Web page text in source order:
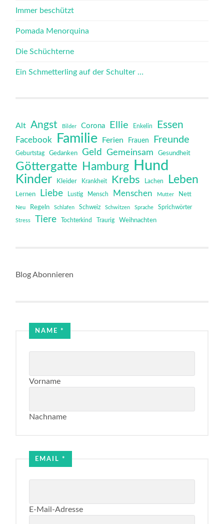
Immer beschützt
Pomada Menorquina
Die Schüchterne
Ein Schmetterling auf der Schulter …
Alt Angst Bilder Corona Ellie Enkelin Essen
Facebook Familie Ferien Frauen Freunde
Geburtstag Gedanken Geld Gemeinsam Gesundheit
Göttergatte Hamburg Hund
Kinder Kleider Krankheit Krebs Lachen Leben
Lernen Liebe Lustig Mensch Menschen Mutter Nett
Neu Regeln Schlafen Schweiz Schwitzen Sprache Sprichwörter
Stress Tiere Tochterkind Traurig Weihnachten
Blog Abonnieren
NAME*
Vorname
Nachname
Email
EMAIL*
E-Mail-Adresse